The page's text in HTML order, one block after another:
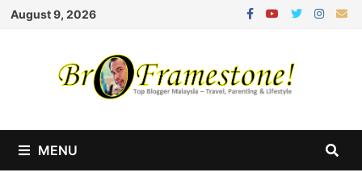
Skip
August 9, 2026
MENU